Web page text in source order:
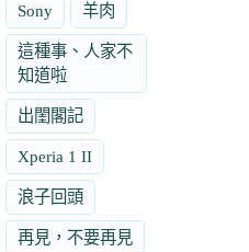
Sony 羊肉
這種事、人家不
知道啦
出閨閣記
Xperia 1 II
浪子回頭
再見，不要再見